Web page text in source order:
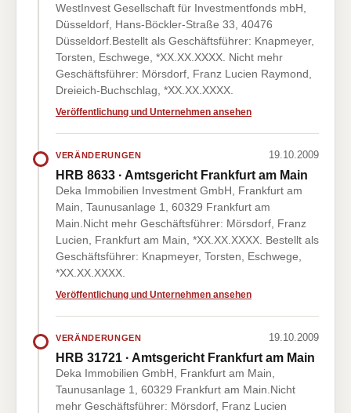
WestInvest Gesellschaft für Investmentfonds mbH,
Düsseldorf, Hans-Böckler-Straße 33, 40476
Düsseldorf.Bestellt als Geschäftsführer: Knapmeyer,
Torsten, Eschwege, *XX.XX.XXXX. Nicht mehr
Geschäftsführer: Mörsdorf, Franz Lucien Raymond,
Dreieich-Buchschlag, *XX.XX.XXXX.
Veröffentlichung und Unternehmen ansehen
VERÄNDERUNGEN 19.10.2009
HRB 8633 · Amtsgericht Frankfurt am Main
Deka Immobilien Investment GmbH, Frankfurt am
Main, Taunusanlage 1, 60329 Frankfurt am
Main.Nicht mehr Geschäftsführer: Mörsdorf, Franz
Lucien, Frankfurt am Main, *XX.XX.XXXX. Bestellt als
Geschäftsführer: Knapmeyer, Torsten, Eschwege,
*XX.XX.XXXX.
Veröffentlichung und Unternehmen ansehen
VERÄNDERUNGEN 19.10.2009
HRB 31721 · Amtsgericht Frankfurt am Main
Deka Immobilien GmbH, Frankfurt am Main,
Taunusanlage 1, 60329 Frankfurt am Main.Nicht
mehr Geschäftsführer: Mörsdorf, Franz Lucien